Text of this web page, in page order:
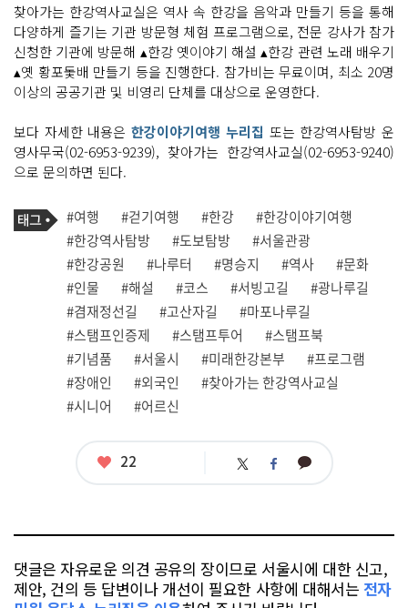
찾아가는 한강역사교실은 역사 속 한강을 음악과 만들기 등을 통해
다양하게 즐기는 기관 방문형 체험 프로그램으로, 전문 강사가 참가
신청한 기관에 방문해 ▴한강 옛이야기 해설 ▴한강 관련 노래 배우기
▴옛 황포돛배 만들기 등을 진행한다. 참가비는 무료이며, 최소 20명
이상의 공공기관 및 비영리 단체를 대상으로 운영한다.
보다 자세한 내용은한강이야기여행 누리집 또는 한강역사탐방 운
영사무국(02-6953-9239), 찾아가는 한강역사교실(02-6953-9240)
으로 문의하면 된다.
기
사
관
련
태
그
태
그
#여행 #걷기여행 #한강
#한강이야기여행
#한강역사탐방
#도보탐방
#서울관광
#한강공원
#나루터 #명승지 #역사
#문화
#인물
#해설 #코스 #서빙고길
#광나루길
#겸재정선길
#고산자길
#마포나루길
#스탬프인증제
#스탬프투어
#스탬프북
#기념품
#서울시 #미래한강본부
#프로그램
#장애인
#외국인
#찾아가는 한강역사교실
#시니어
#어르신
좋
22 트 페 카
댓글은 자유로운 의견 공유의 장이므로 서울시에 대한 신고,
제안, 건의 등 답변이나 개선이 필요한 사항에 대해서는 전자